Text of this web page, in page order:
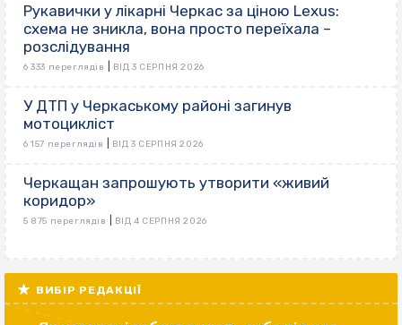
Рукавички у лікарні Черкас за ціною Lexus:
схема не зникла, вона просто переїхала –
розслідування
6 333 переглядів ВІД 3 СЕРПНЯ 2026
У ДТП у Черкаському районі загинув
мотоцикліст
6 157 переглядів ВІД 3 СЕРПНЯ 2026
Черкащан запрошують утворити «живий
коридор»
5 875 переглядів ВІД 4 СЕРПНЯ 2026
ВИБІР РЕДАКЦІЇ